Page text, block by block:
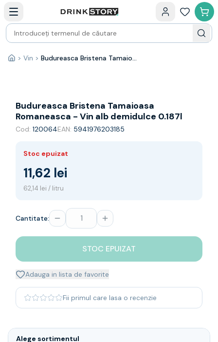
Bauturi fine — selectie
Produse Noi
Cosuri cadou
Pachete & Cadouri
Vin
Franta
Spania
Africa de Sud
Germania
Noua Zeelanda
Spumante
Sampanie
Single malt
Japanese
Bourbon
Blanded Japanese
Canadian
Rom
Acasă
> Vin > Budureasca Bristena Tamaioasa Romaneasca - Vin alb demidulce 0.187l
Budureasca Bristena Tamaioasa
Romaneasca - Vin alb demidulce 0.187l
Cod: 120064EAN: 5941976203185
Stoc epuizat
11,62 lei
62,14 lei / litru
Cantitate:
STOC EPUIZAT
Adauga in lista de favorite
Fii primul care lasa o recenzie
Alege sortimentul